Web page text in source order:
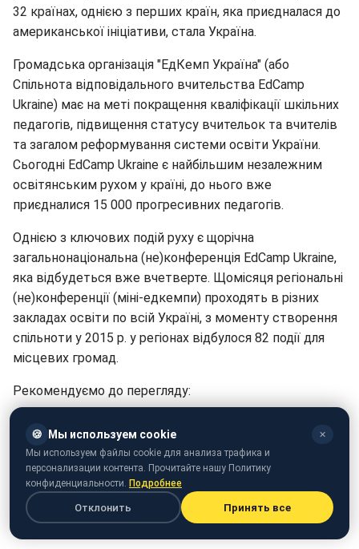
32 країнах, однією з перших країн, яка приєдналася до
американської ініціативи, стала Україна.
Громадська організація "ЕдКемп Україна" (або
Спільнота відповідального вчительства EdCamp
Ukraine) має на меті покращення кваліфікації шкільних
педагогів, підвищення статусу вчительок та вчителів
та загалом реформування системи освіти України.
Сьогодні EdСamp Ukraine є найбільшим незалежним
освітянським рухом у країні, до нього вже
приєдналися 15 000 прогресивних педагогів.
Однією з ключових подій руху є щорічна
загальнонаціональна (не)конференція EdCamp Ukraine,
яка відбудеться вже вчетверте. Щомісяця регіональні
(не)конференції (міні-едкемпи) проходять в різних
закладах освіти по всій Україні, з моменту створення
спільноти у 2015 р. у регіонах відбулося 82 події для
місцевих громад.
Рекомендуємо до перегляду:
🍪 Мы используем cookie ✕
Мы используем файлы cookie для анализа трафика и
персонализации контента. Прочитайте нашу Политику
конфиденциальности. Подробнее
Отклонить Принять все